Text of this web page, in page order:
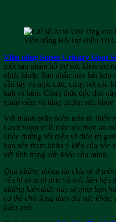
Viên uống Hỗ Trợ Điều Trị
Viên uống Super Urinary Gout
một sản phẩm hỗ trợ sức khỏe
nhức khớp. Sản phẩm này kết hợp
cần tây và ngải cứu, cùng với các
kali và kẽm. Công thức độc đáo
giảm viêm và tăng cường sức khỏe
Với thành phần hoàn toàn từ thiên
Gout Support là một lựa chọn an
khỏe đường tiết niệu và điều trị
bạn nên tham khảo ý kiến của bác
với tình trạng sức khỏe của mình.
Qua những thông tin chia sẻ ở
về chỉ số acid uric và mối liên hệ
những kiến thức này sẽ giúp bạn
có thể chủ động theo dõi sức
hiệu quả.